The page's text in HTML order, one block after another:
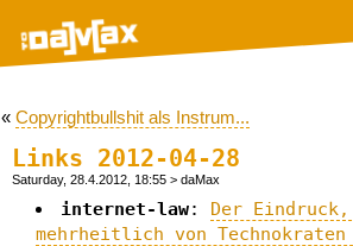
« Copyrightbullshit als Instrum...
Links 2012-04-28
Saturday, 28.4.2012, 18:55 > daMax
internet-law: Der Eindruck,
mehrheitlich von Technokraten